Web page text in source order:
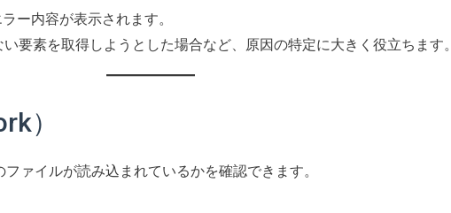
ー内容が表示されます。
要素を取得しようとした場合など、原因の特定に大きく役立ちます。
）
ァイルが読み込まれているかを確認できます。